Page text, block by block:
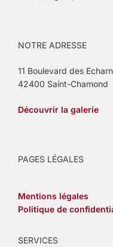
NOTRE ADRESSE
11 Boulevard des
42400 Saint-Chamond
Découvrir la galerie
PAGES LÉGALES
Mentions légales
Politique de
SERVICES